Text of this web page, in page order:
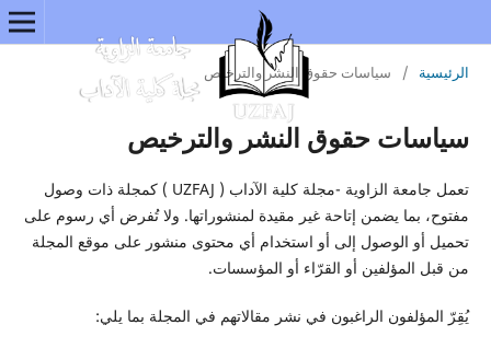
الرئيسية / سياسات حقوق النشر والترخيص
سياسات حقوق النشر والترخيص
تعمل جامعة الزاوية -مجلة كلية الآداب ( UZFAJ ) كمجلة ذات وصول
مفتوح، بما يضمن إتاحة غير مقيدة لمنشوراتها. ولا تُفرض أي رسوم على
تحميل أو الوصول إلى أو استخدام أي محتوى منشور على موقع المجلة
من قبل المؤلفين أو القرّاء أو المؤسسات.
يُقِرّ المؤلفون الراغبون في نشر مقالاتهم في المجلة بما يلي: